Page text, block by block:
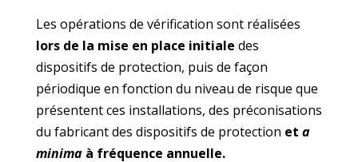
Les opérations de vérification sont réalisées
lors de la mise en place initiale des
dispositifs de protection, puis de façon
périodique en fonction du niveau de risque que
présentent ces installations, des préconisations
du fabricant des dispositifs de protection et a
minima à fréquence annuelle.